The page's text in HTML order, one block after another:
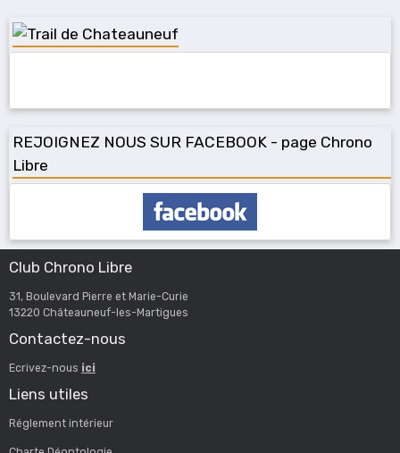
REJOIGNEZ NOUS SUR FACEBOOK - page Chrono
Libre
Club Chrono Libre
31, Boulevard Pierre et Marie-Curie
13220 Châteauneuf-les-Martigues
Contactez-nous
Ecrivez-nous ici
Liens utiles
Réglement intérieur